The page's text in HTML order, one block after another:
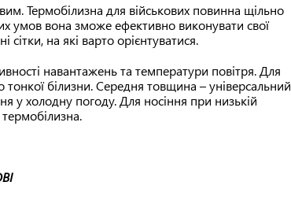
Термобілизна для військових повинна щільно
умов вона зможе ефективно виконувати свої
на які варто орієнтуватися.
навантажень та температури повітря. Для
тонкої білизни. Середня товщина – універсальний
у холодну погоду. Для носіння при низькій